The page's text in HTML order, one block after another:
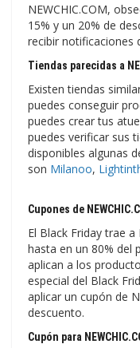
NEWCHIC.COM,
15% y un 20% de
recibir notificaciones
Tiendas parecidas a
Existen tiendas
puedes conseguir
puedes crear tus
puedes verificar sus
disponibles algunas
son Milanoo,
Cupones de
El Black Friday trae
hasta en un 80% del
aplican a los
especial del Black
aplicar un cupón de
descuento.
Cupón para